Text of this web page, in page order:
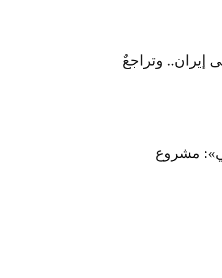
إيران.. وتراجعٌ
مشروع